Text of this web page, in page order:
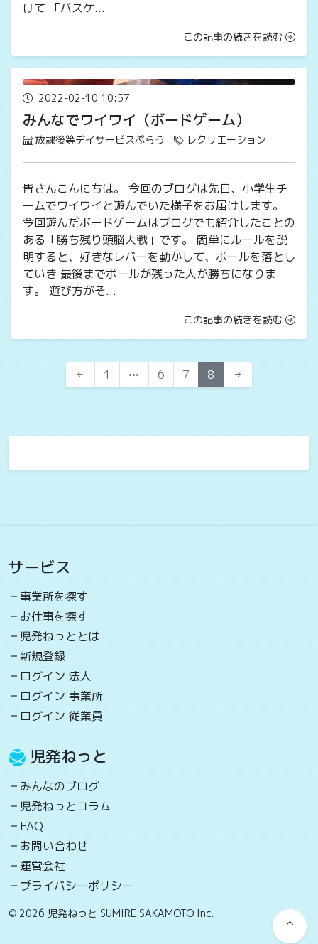
けて 「バスケ...
この記事の続きを読む
2022-02-10 10:57
みんなでワイワイ（ボードゲーム）
放課後等デイサービスぷらう レクリエーション
皆さんこんにちは。 今回のブログは先日、小学生チ
ームでワイワイと遊んでいた様子をお届けします。
今回遊んだボードゲームはブログでも紹介したことの
ある「勝ち残り頭脳大戦」です。 簡単にルールを説
明すると、好きなレバーを動かして、ボールを落とし
ていき 最後までボールが残った人が勝ちになりま
す。 遊び方がそ...
この記事の続きを読む
1 6 7 8
サービス
事業所を探す
お仕事を探す
児発ねっととは
新規登録
ログイン 法人
ログイン 事業所
ログイン 従業員
児発ねっと
みんなのブログ
児発ねっとコラム
FAQ
お問い合わせ
運営会社
プライバシーポリシー
© 2026 児発ねっと SUMIRE SAKAMOTO Inc.